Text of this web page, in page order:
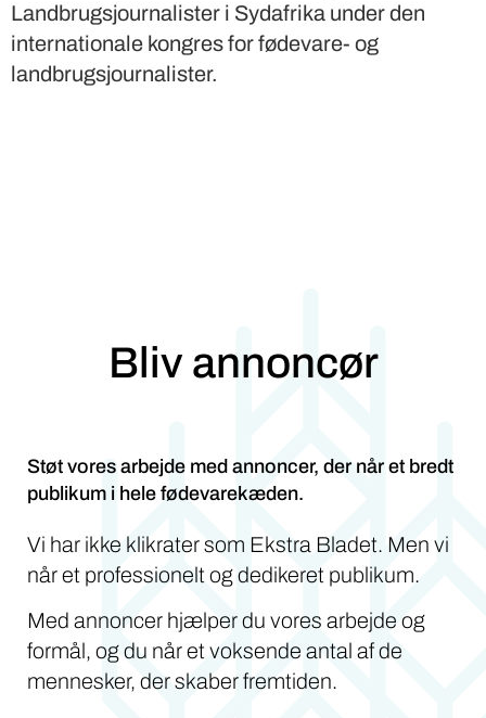
Landbrugsjournalister i Sydafrika under den
internationale kongres for fødevare- og
landbrugsjournalister.
Bliv annoncør
Støt vores arbejde med annoncer, der når et bredt
publikum i hele fødevarekæden.
Vi har ikke klikrater som Ekstra Bladet. Men vi
når et professionelt og dedikeret publikum.
Med annoncer hjælper du vores arbejde og
formål, og du når et voksende antal af de
mennesker, der skaber fremtiden.